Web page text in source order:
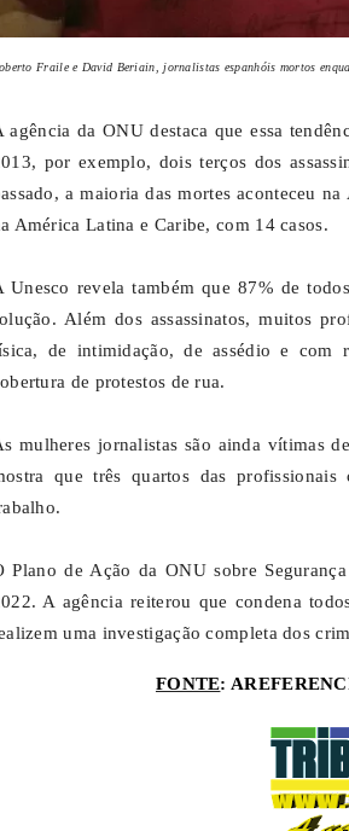
Fraile e David Beriain, jornalistas espanhóis mortos
agência da ONU destaca que essa
por exemplo, dois terços dos
a maioria das mortes aconteceu
América Latina e Caribe, com 14 casos.
Unesco revela também que 87% de
Além dos assassinatos, muitos
de intimidação, de assédio e com
de protestos de rua.
mulheres jornalistas são ainda vítimas
que três quartos das
Plano de Ação da ONU sobre
A agência reiterou que condena
uma investigação completa dos
FONTE: